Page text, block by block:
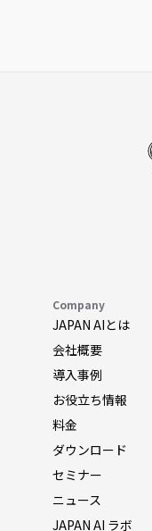
Company
JAPAN AIとは
会社概要
導入事例
お役立ち情報
料金
ダウンロード
セミナー
ニュース
JAPAN AI ラボ